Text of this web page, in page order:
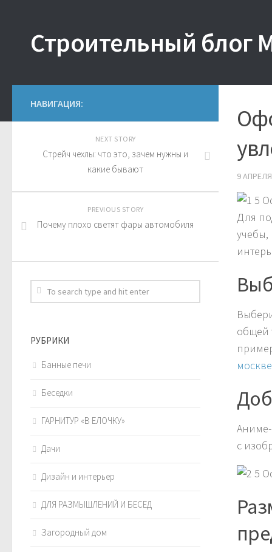
Строительный блог
9
Для
учебы,
общей
с
НАВИГАЦИЯ:
NEXT STORY
Стрейч чехлы: что это, зачем нужны и
какие бывают
PREVIOUS STORY
Почему плохо светят фары автомобиля
РУБРИКИ
Банные печи
Беседки
ГАРНИТУР «В ЕЛОЧКУ»
Дачи
Дизайн и интерьер
ДЛЯ РАЗМЫШЛЕНИЙ И БЕСЕД
Загородный дом